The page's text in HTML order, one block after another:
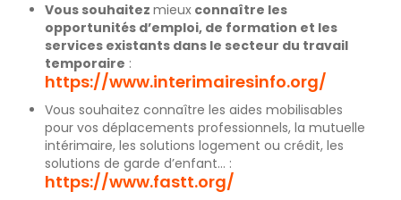
Vous souhaitez mieux connaître les
opportunités d’emploi, de formation et les
services existants dans le secteur du travail
temporaire :
https://www.interimairesinfo.org/
Vous souhaitez connaître les aides mobilisables
pour vos déplacements professionnels, la mutuelle
intérimaire, les solutions logement ou crédit, les
solutions de garde d’enfant… :
https://www.fastt.org/